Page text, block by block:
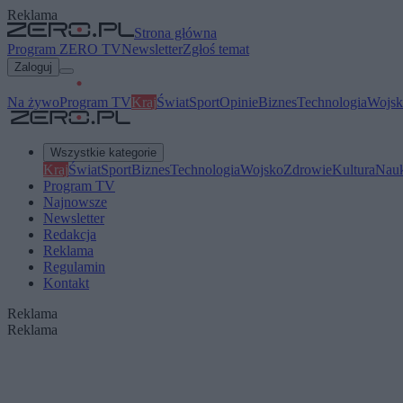
Reklama
Strona główna
Program ZERO TVNewsletterZgłoś temat
Zaloguj
Na żywoProgram TVKrajŚwiatSportOpinieBiznesTechnologia
Wszystkie kategorie
KrajŚwiatSportBiznesTechnologiaWojskoZdrowieKultura
Program TV
Najnowsze
Newsletter
Redakcja
Reklama
Regulamin
Kontakt
Reklama
Reklama